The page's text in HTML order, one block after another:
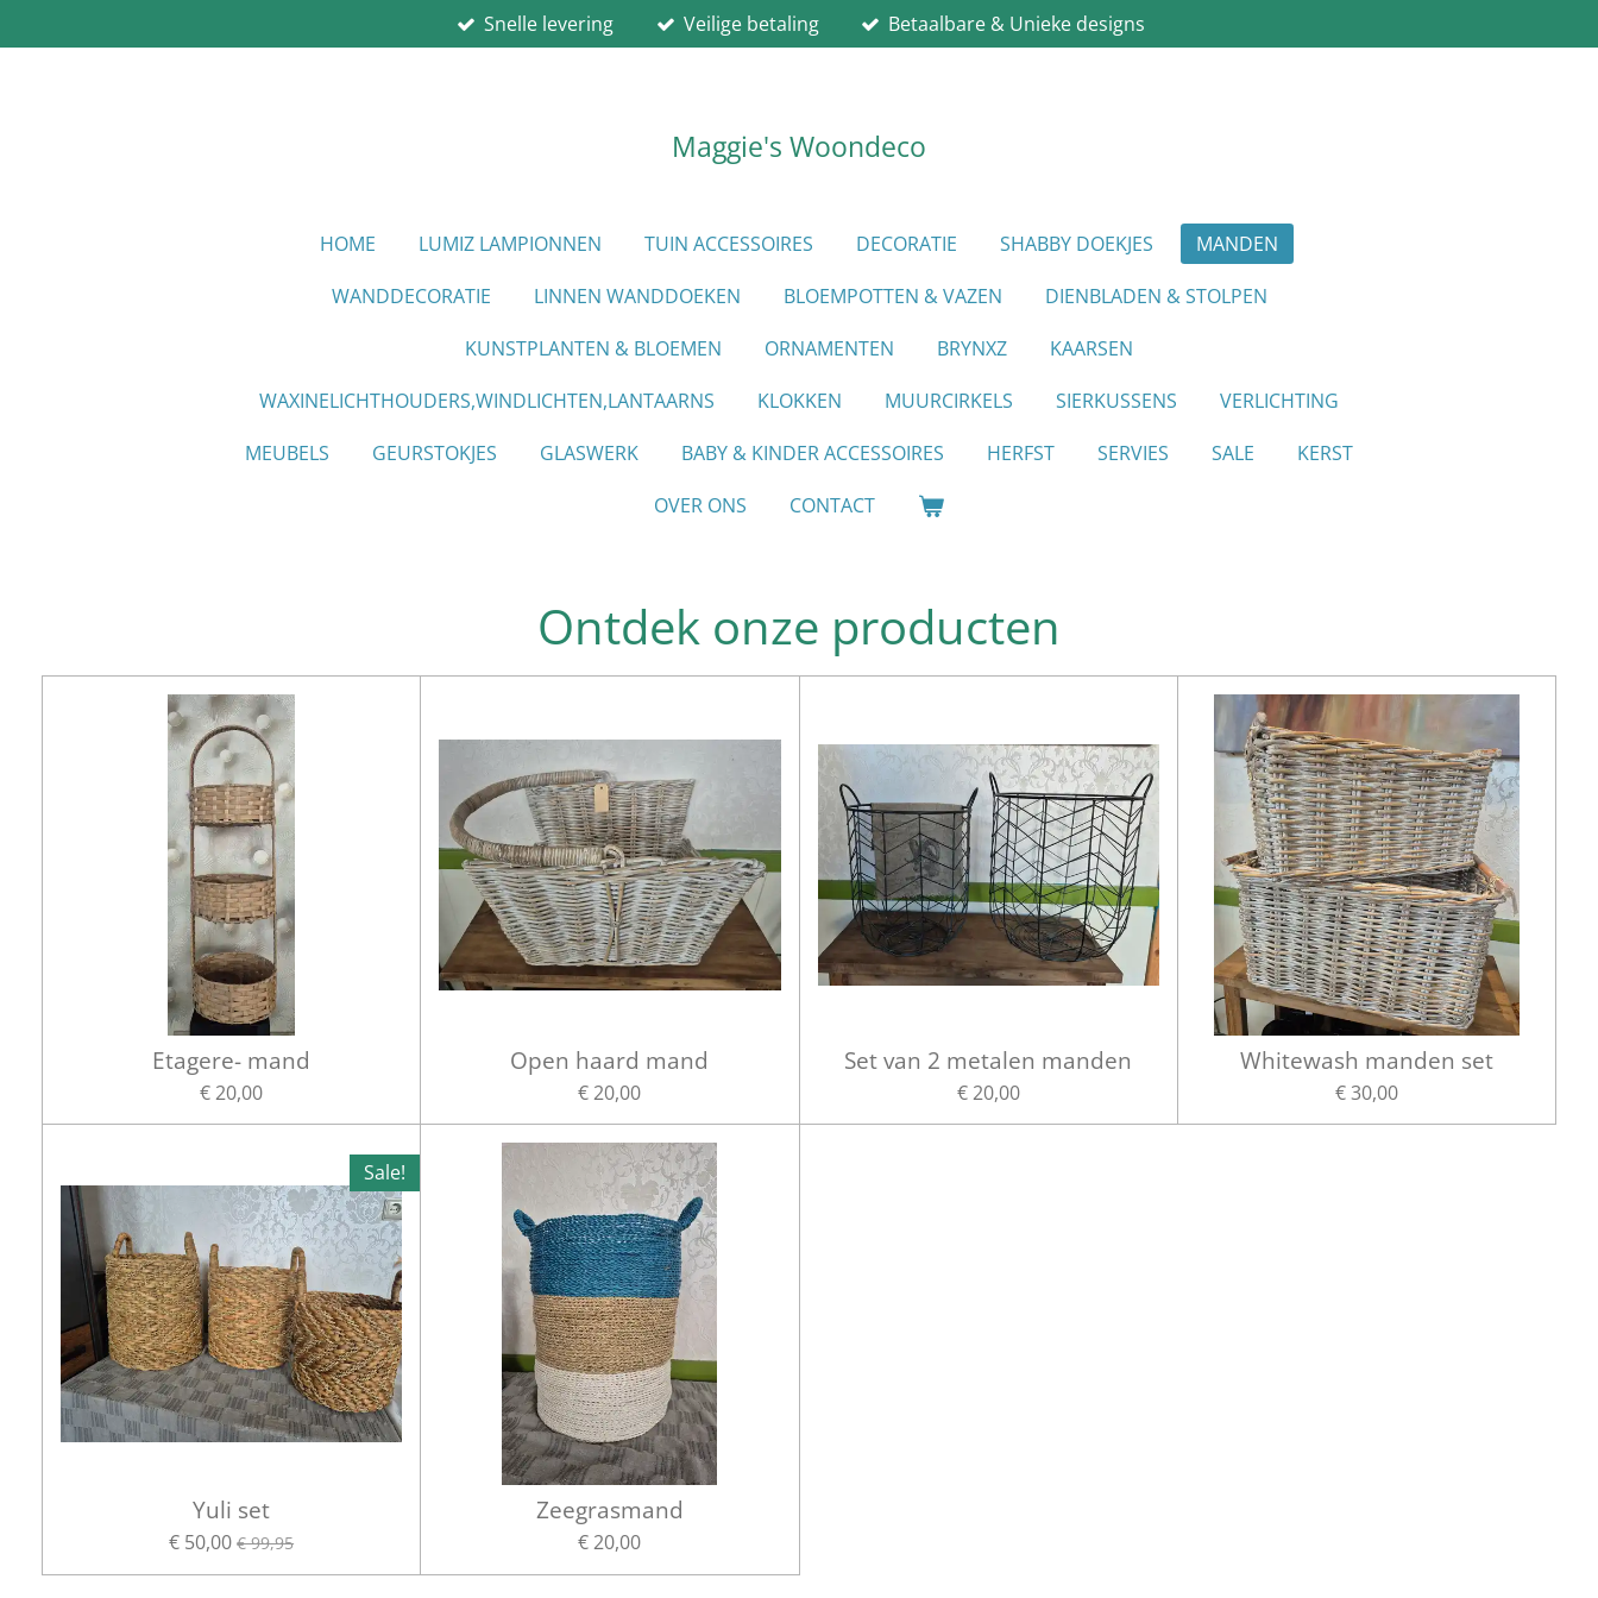
direct
Snelle levering Veilige betaling Betaalbare & Unieke designs
Maggie's Woondeco
HOME LUMIZ LAMPIONNEN TUIN ACCESSOIRES DECORATIE SHABBY DOEKJES
MANDEN
WANDDECORATIE
LINNEN WANDDOEKEN BLOEMPOTTEN & VAZEN
DIENBLADEN & STOLPEN
KUNSTPLANTEN & BLOEMEN
ORNAMENTEN BRYNXZ
KAARSEN
WAXINELICHTHOUDERS,WINDLICHTEN,LANTAARNS
KLOKKEN MUURCIRKELS SIERKUSSENS
VERLICHTING
MEUBELS
GEURSTOKJES GLASWERK BABY & KINDER ACCESSOIRES HERFST SERVIES SALE
KERST
OVER ONS
CONTACT
Ontdek onze producten
Etagere- mand
€ 20,00
Open haard mand
€ 20,00
Set van 2 metalen manden
€ 20,00
Whitewash manden set
€ 30,00
Sale!
Yuli set
€ 50,00 € 99,95
Zeegrasmand
€ 20,00